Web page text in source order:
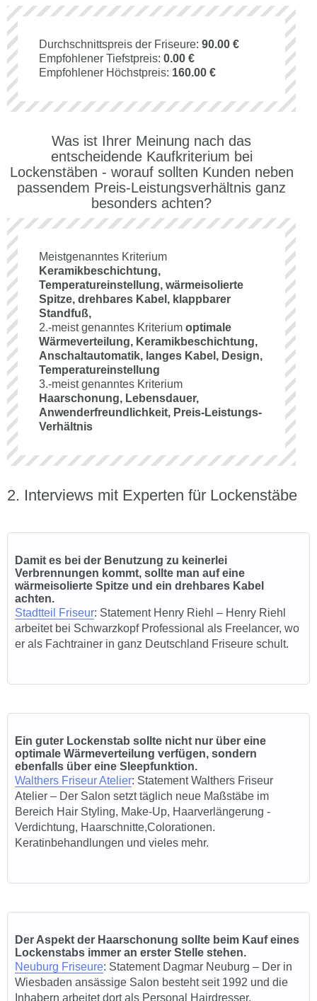
Durchschnittspreis der Friseure: 90.00 €
Empfohlener Tiefstpreis: 0.00 €
Empfohlener Höchstpreis: 160.00 €
Was ist Ihrer Meinung nach das
entscheidende Kaufkriterium bei
Lockenstäben - worauf sollten Kunden neben
passendem Preis-Leistungsverhältnis ganz
besonders achten?
Meistgenanntes Kriterium
Keramikbeschichtung,
Temperatureinstellung, wärmeisolierte
Spitze, drehbares Kabel, klappbarer
Standfuß,
2.-meist genanntes Kriterium optimale
Wärmeverteilung, Keramikbeschichtung,
Anschaltautomatik, langes Kabel, Design,
Temperatureinstellung
3.-meist genanntes Kriterium
Haarschonung, Lebensdauer,
Anwenderfreundlichkeit, Preis-Leistungs-
Verhältnis
Interviews mit Experten für Lockenstäbe
Damit es bei der Benutzung zu keinerlei
Verbrennungen kommt, sollte man auf eine
wärmeisolierte Spitze und ein drehbares Kabel
achten.
Stadtteil
Friseur: Statement Henry Riehl – Henry Riehl
arbeitet bei Schwarzkopf Professional als Freelancer, wo
er als Fachtrainer in ganz Deutschland Friseure schult.
Ein guter Lockenstab sollte nicht nur über eine
optimale Wärmeverteilung verfügen, sondern
ebenfalls über eine Sleepfunktion.
Walthers Friseur Atelier: StatementWalthers Friseur
Atelier – Der Salon setzttäglich neue Maßstäbe im
Bereich Hair Styling, Make-Up, Haarverlängerung -
Verdichtung, Haarschnitte,Colorationen.
Keratinbehandlungen und vieles mehr.
Der Aspekt der Haarschonung sollte beim Kauf eines
Lockenstabs immer an erster Stelle stehen.
Neuburg Friseure: Statement Dagmar Neuburg – Der in
Wiesbaden ansässige Salon besteht seit 1992 und die
Inhabern arbeitet dort als Personal Hairdresser.